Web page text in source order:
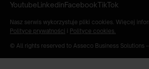
YoutubeLinkedinFacebookTikTok
Nasz serwis wykorzystuje pliki cookies. Więcej
Polityce prywatności i Polityce cookies.
© All rights reserved to Asseco Business Solutions –